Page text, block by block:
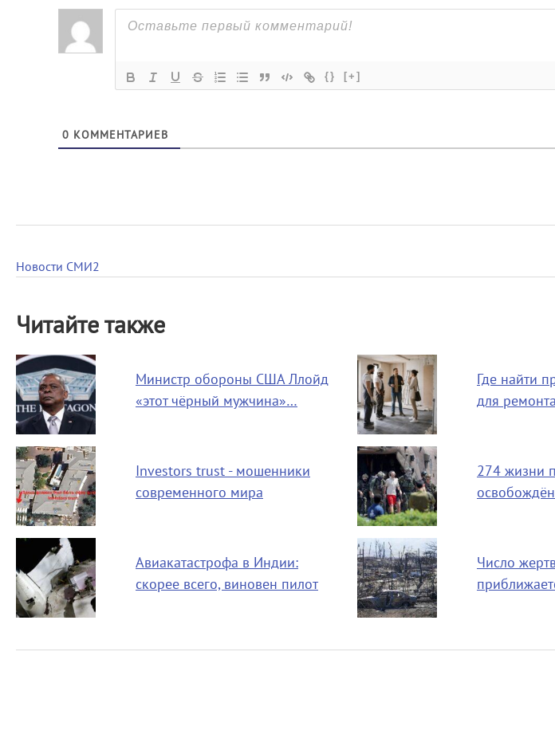
{} [+]
0 КОММЕНТАРИЕВ
Новости СМИ2
Читайте также
Министр обороны США Ллойд
«этот чёрный мужчина»…
Где найти
для
Investors trust - мошенники
современного мира
274 жизни
Авиакатастрофа в Индии:
скорее всего, виновен пилот
Число